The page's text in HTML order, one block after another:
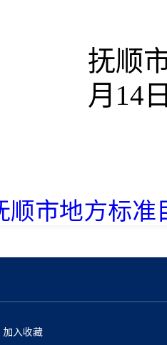
抚顺
月 14
顺市地方标准
加入收藏